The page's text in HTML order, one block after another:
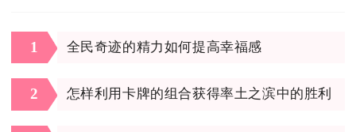
1 全民奇迹的精力如何提高幸福感
2 怎样利用卡牌的组合获得率土之滨中的胜利